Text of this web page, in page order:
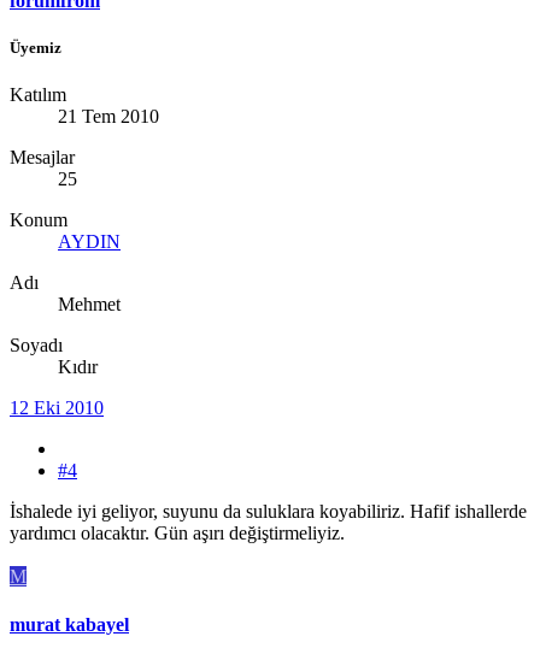
Üyemiz
Katılım
21 Tem 2010
Mesajlar
25
Konum
AYDIN
Adı
Mehmet
Soyadı
Kıdır
12 Eki 2010
#4
İshalede iyi geliyor, suyunu da suluklara koyabiliriz. Hafif ishallerde
yardımcı olacaktır. Gün aşırı değiştirmeliyiz.
M
murat kabayel